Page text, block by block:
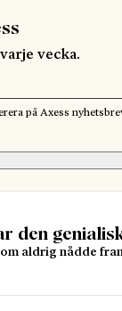
vecka.
på Axess
den
aldrig nådde